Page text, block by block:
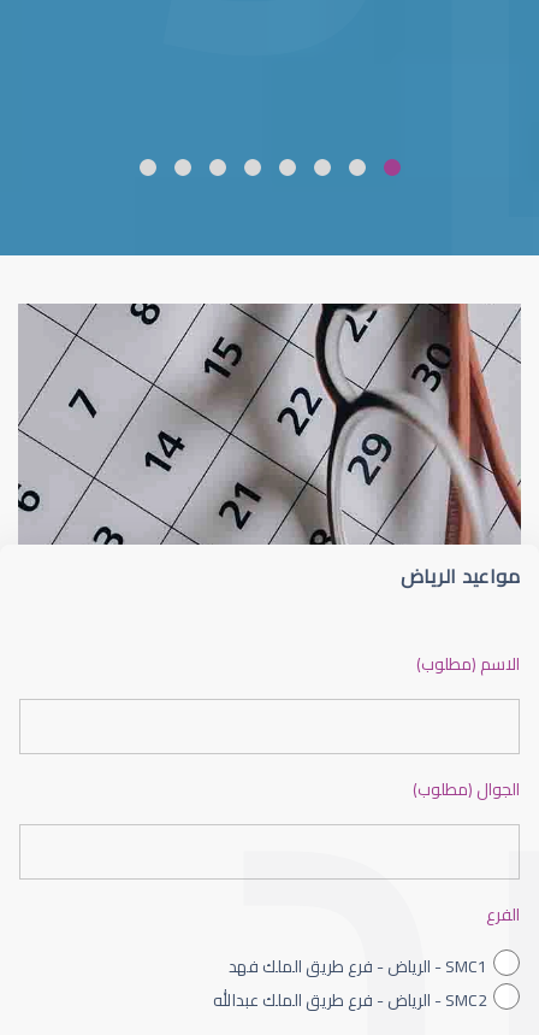
قلوبال لرعاية العين ضعف نظر
ضعف نظر الاطفال
مواعيد الرياض
الاسم (مطلوب)
الجوال (مطلوب)
الفرع
SMC1 - الرياض - فرع طريق الملك فهد
SMC2 - الرياض - فرع طريق الملك عبدالله